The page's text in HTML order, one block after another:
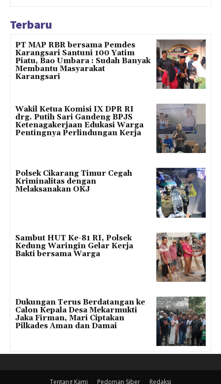
Terbaru
PT MAP RBR bersama Pemdes
Karangsari Santuni 100 Yatim
Piatu, Bao Umbara : Sudah Banyak
Membantu Masyarakat
Karangsari
Wakil Ketua Komisi IX DPR RI
drg. Putih Sari Gandeng BPJS
Ketenagakerjaan Edukasi Warga
Pentingnya Perlindungan Kerja
Polsek Cikarang Timur Cegah
Kriminalitas dengan
Melaksanakan OKJ
Sambut HUT Ke-81 RI, Polsek
Kedung Waringin Gelar Kerja
Bakti bersama Warga
Dukungan Terus Berdatangan ke
Calon Kepala Desa Mekarmukti
Jaka Firman, Mari Ciptakan
Pilkades Aman dan Damai
Tentang Kami Pedoman Siber Redaksi